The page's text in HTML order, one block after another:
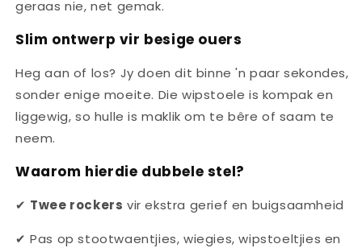
geraas nie, net gemak.
Slim ontwerp vir besige ouers
Heg aan of los? Jy doen dit binne 'n paar sekondes,
sonder enige moeite. Die wipstoele is kompak en
liggewig, so hulle is maklik om te bêre of saam te
neem.
Waarom hierdie dubbele stel?
✔ Twee rockers vir ekstra gerief en buigsaamheid
✔ Pas op stootwaentjies, wiegies, wipstoeltjies en